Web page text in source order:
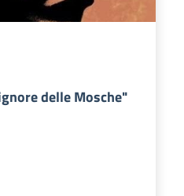
delle Mosche"